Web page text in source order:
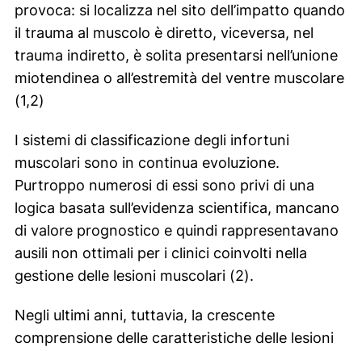
provoca: si localizza nel sito dell’impatto quando
il trauma al muscolo è diretto, viceversa, nel
trauma indiretto, è solita presentarsi nell’unione
miotendinea o all’estremità del ventre muscolare
(1,2)
I sistemi di classificazione degli infortuni
muscolari sono in continua evoluzione.
Purtroppo numerosi di essi sono privi di una
logica basata sull’evidenza scientifica, mancano
di valore prognostico e quindi rappresentavano
ausili non ottimali per i clinici coinvolti nella
gestione delle lesioni muscolari (2).
Negli ultimi anni, tuttavia, la crescente
comprensione delle caratteristiche delle lesioni